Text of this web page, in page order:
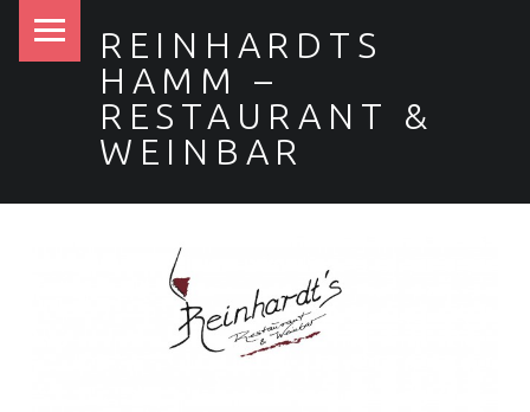
REINHARDTS
HAMM –
RESTAURANT &
WEINBAR